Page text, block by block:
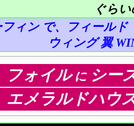
ぐら
フィン で、フィール
ウィング 翼
フォイルに シー
エメラルドハウ